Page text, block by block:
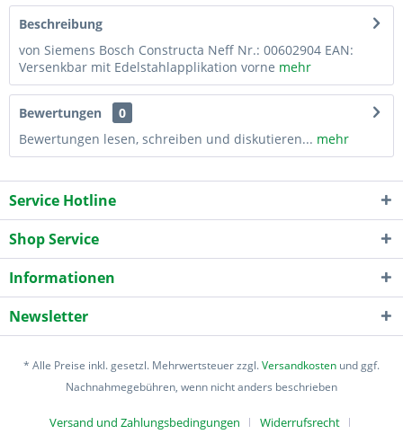
Beschreibung
von Siemens Bosch Constructa Neff Nr.: 00602904 EAN:
Versenkbar mit Edelstahlapplikation vorne mehr
Bewertungen
0
Bewertungen lesen, schreiben und diskutieren... mehr
Service Hotline
Shop Service
Informationen
Newsletter
* Alle Preise inkl. gesetzl. Mehrwertsteuer zzgl.Versandkosten und ggf.
Nachnahmegebühren, wenn nicht anders beschrieben
Versand und Zahlungsbedingungen Widerrufsrecht